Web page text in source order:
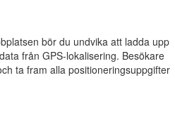
bör du undvika att ladda upp
från GPS-lokalisering. Besökare
ta fram alla positioneringsuppgifter